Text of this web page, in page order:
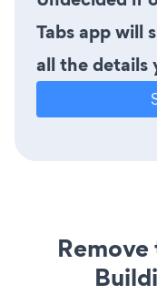
Tabs app will
all the details